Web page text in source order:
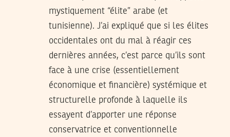
mystiquement “élite” arabe (et
tunisienne). J’ai expliqué que si les élites
occidentales ont du mal à réagir ces
dernières années, c’est parce qu’ils sont
face à une crise (essentiellement
économique et financière) systémique et
structurelle profonde à laquelle ils
essayent d’apporter une réponse
conservatrice et conventionnelle